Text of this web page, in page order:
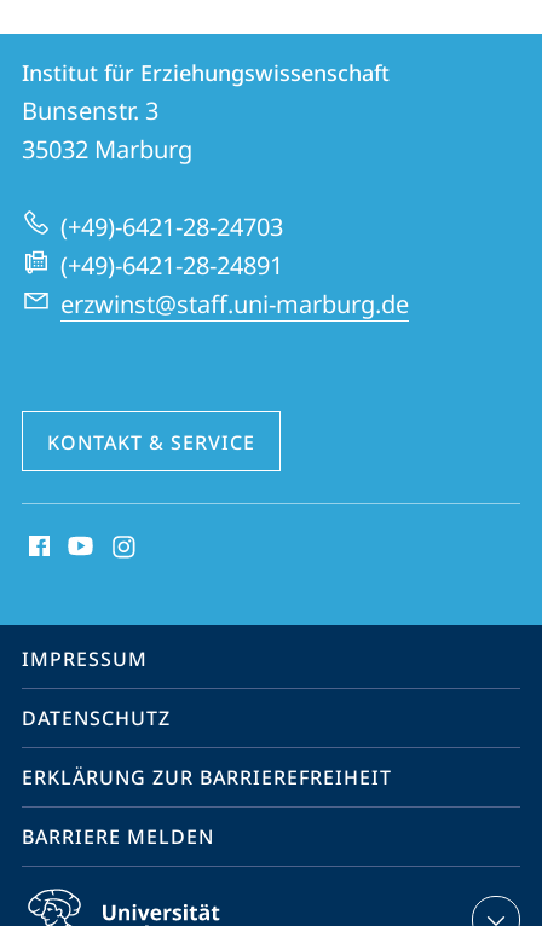
Kontakt
und
Informationen
zur
Website
Kontaktinformationen
Institut
für
Erziehungswissenschaft
Institut für Erziehungswissenschaft
Bunsenstr. 3
35032 Marburg
(+49)-6421-28-24703
(+49)-6421-28-24891
erzwinst@staff.uni-marburg.de
KONTAKT & SERVICE
Media
Service-
Navigation
IMPRESSUM
DATENSCHUTZ
ERKLÄRUNG ZUR BARRIEREFREIHEIT
BARRIERE MELDEN